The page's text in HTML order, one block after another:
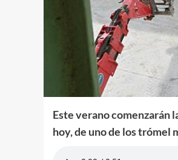
Este verano comenzarán
hoy, de uno de los trómel